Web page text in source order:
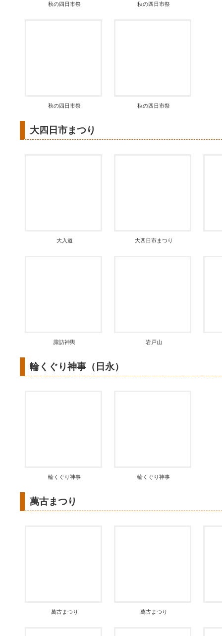
秋の四日市祭 秋の四日市祭
秋の四日市祭 秋の四日市祭
大四日市まつり
大入道 大四日市まつり
諏訪神輿 岩戸山
輪くぐり神事（日永）
輪くぐり神事 輪くぐり神事
萬古まつり
萬古まつり 萬古まつり